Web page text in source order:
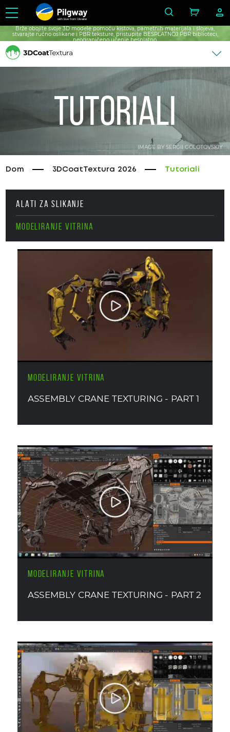
with love from Ukraine
Brže obojite svoje 3D modele pomoću kistova, pametnih materijala i slojeva,
stvarajte ručno oslikane i PBR teksture, pristupite BESPLATNOJ PBR biblioteci,
neograničeno učenje besplatno.
IMAGE BY SERGII GOLOTOVSKIY
Tutoriali
Dom 3DCoatTextura 2026 Tutoriali
ALATI ZA SLIKANJE
MODELIRANJE VITRINA
MODELIRANJE VITRINA
ASSEMBLY CRANE TEXTURING - PART 1
MODELIRANJE VITRINA
ASSEMBLY CRANE TEXTURING - PART 2